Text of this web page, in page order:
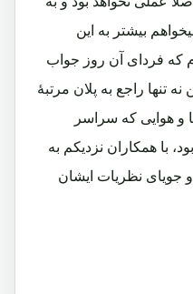
بیشتر به این
که فردای آن روز جواب
تنها راجع به پلان مرتبۀ
و هوایی که سراسر
با همکاران نزدیکم به
نظریات ایشان